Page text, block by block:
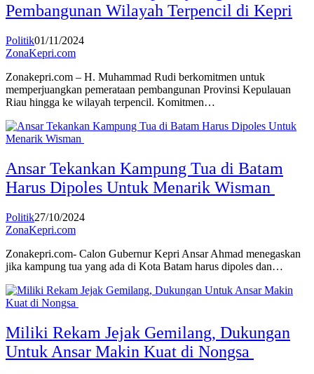
Pembangunan Wilayah Terpencil di Kepri
Politik01/11/2024
ZonaKepri.com
Zonakepri.com – H. Muhammad Rudi berkomitmen untuk
memperjuangkan pemerataan pembangunan Provinsi Kepulauan
Riau hingga ke wilayah terpencil. Komitmen…
Ansar Tekankan Kampung Tua di Batam
Harus Dipoles Untuk Menarik Wisman
Politik27/10/2024
ZonaKepri.com
Zonakepri.com- Calon Gubernur Kepri Ansar Ahmad menegaskan
jika kampung tua yang ada di Kota Batam harus dipoles dan…
Miliki Rekam Jejak Gemilang, Dukungan
Untuk Ansar Makin Kuat di Nongsa